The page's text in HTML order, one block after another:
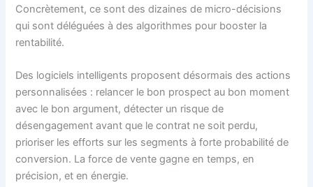
Concrètement, ce sont des dizaines de micro-décisions
qui sont déléguées à des algorithmes pour booster la
rentabilité.
Des logiciels intelligents proposent désormais des actions
personnalisées : relancer le bon prospect au bon moment
avec le bon argument, détecter un risque de
désengagement avant que le contrat ne soit perdu,
prioriser les efforts sur les segments à forte probabilité de
conversion. La force de vente gagne en temps, en
précision, et en énergie.